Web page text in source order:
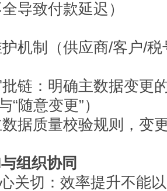
导致付款延迟）
机制（供应商/客户/
链：明确主数据变更
“随意变更”）
据质量校验规则，变
组织协同
关切：效率提升不能